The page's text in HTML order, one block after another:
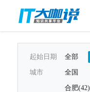
起始日期 全部
城市 全国
合肥(42)